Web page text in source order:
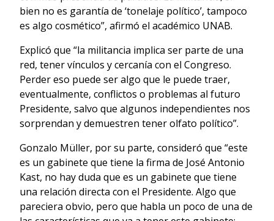
bien no es garantía de ‘tonelaje político’, tampoco
es algo cosmético”, afirmó el académico UNAB.
Explicó que “la militancia implica ser parte de una
red, tener vínculos y cercanía con el Congreso.
Perder eso puede ser algo que le puede traer,
eventualmente, conflictos o problemas al futuro
Presidente, salvo que algunos independientes nos
sorprendan y demuestren tener olfato político”.
Gonzalo Müller, por su parte, consideró que “este
es un gabinete que tiene la firma de José Antonio
Kast, no hay duda que es un gabinete que tiene
una relación directa con el Presidente. Algo que
pareciera obvio, pero que habla un poco de una de